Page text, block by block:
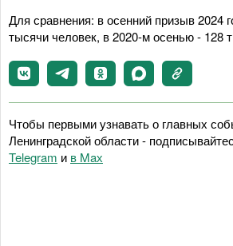
Для сравнения: в осенний призыв 2024
тысячи человек, в 2020-м осенью - 128
Чтобы первыми узнавать о главных
Ленинградской области -
Telegram и в Maх